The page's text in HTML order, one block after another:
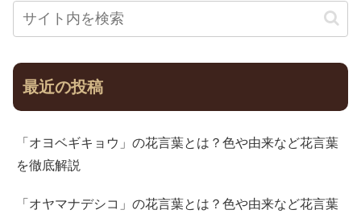
最近の投稿
「オヨベギキョウ」の花言葉とは？色や由来など花言葉
を徹底解説
「オヤマナデシコ」の花言葉とは？色や由来など花言葉